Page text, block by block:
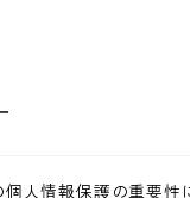
人情報保護の重要